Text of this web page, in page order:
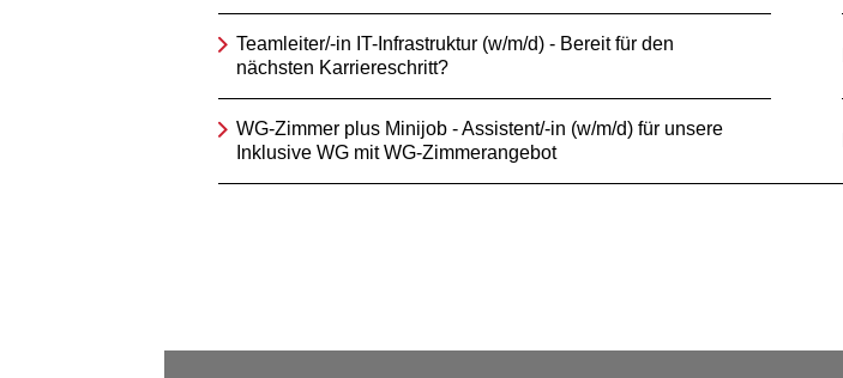
Teamleiter/-in IT-Infrastruktur (w/m/d) - Bereit für den
nächsten Karriereschritt?
WG-Zimmer plus Minijob - Assistent/-in (w/m/d) für unsere
Inklusive WG mit WG-Zimmerangebot